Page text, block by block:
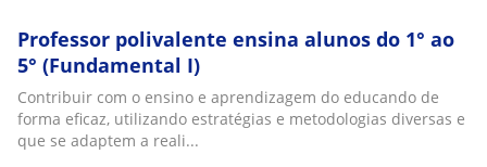
Professor polivalente ensina alunos do 1° ao
5° (Fundamental I)
Contribuir com o ensino e aprendizagem do educando de
forma eficaz, utilizando estratégias e metodologias diversas e
que se adaptem a reali...